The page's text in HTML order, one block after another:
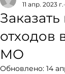
отходов
МО
11 апр. 2023 г.
Обновлено: 14